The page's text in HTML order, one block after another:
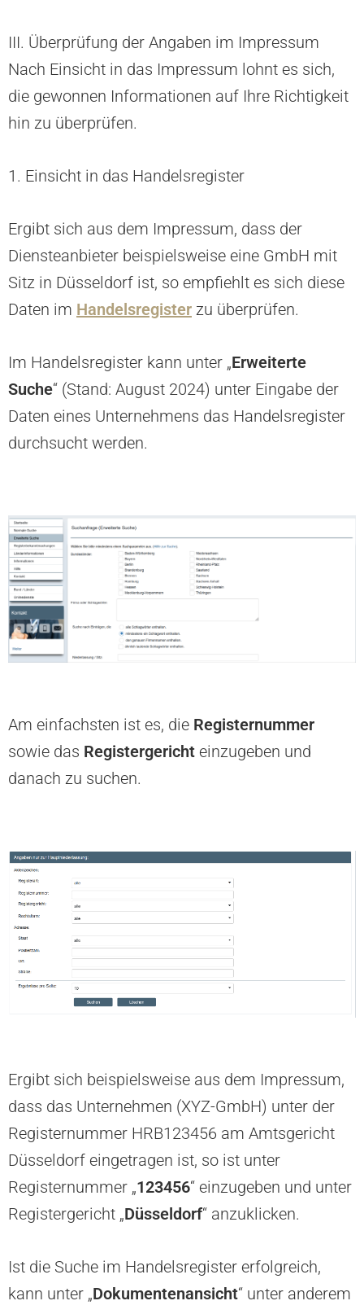
III. Überprüfung der Angaben im Impressum
Nach Einsicht in das Impressum lohnt es sich,
die gewonnen Informationen auf Ihre Richtigkeit
hin zu überprüfen.
1. Einsicht in das Handelsregister
Ergibt sich aus dem Impressum, dass der
Diensteanbieter beispielsweise eine GmbH mit
Sitz in Düsseldorf ist, so empfiehlt es sich diese
Daten im Handelsregister zu überprüfen.
Im Handelsregister kann unter „Erweiterte
Suche“ (Stand: August 2024) unter Eingabe der
Daten eines Unternehmens das Handelsregister
durchsucht werden.
Am einfachsten ist es, die Registernummer
sowie das Registergericht einzugeben und
danach zu suchen.
Ergibt sich beispielsweise aus dem Impressum,
dass das Unternehmen (XYZ-GmbH) unter der
Registernummer HRB123456 am Amtsgericht
Düsseldorf eingetragen ist, so ist unter
Registernummer „123456“ einzugeben und unter
Registergericht „Düsseldorf“ anzuklicken.
Ist die Suche im Handelsregister erfolgreich,
kann unter „Dokumentenansicht“ unter anderem